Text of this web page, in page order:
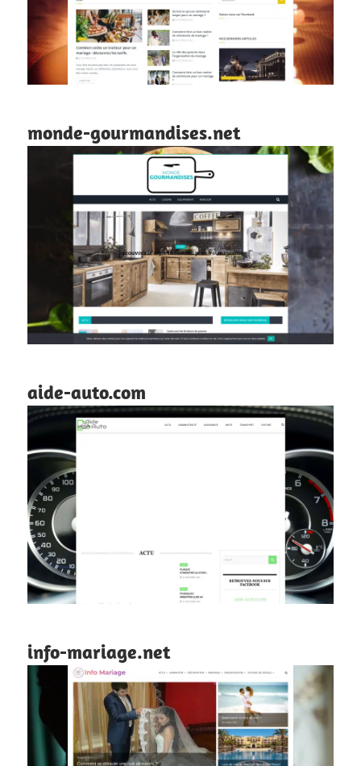
monde-gourmandises.net
aide-auto.com
info-mariage.net